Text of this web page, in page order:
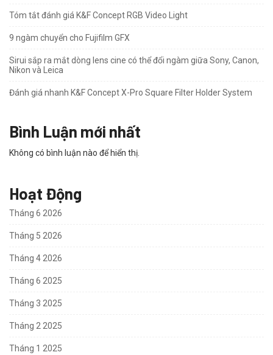
Tóm tắt đánh giá K&F Concept RGB Video Light
9 ngàm chuyển cho Fujifilm GFX
Sirui sắp ra mắt dòng lens cine có thể đổi ngàm giữa Sony, Canon,
Nikon và Leica
Đánh giá nhanh K&F Concept X-Pro Square Filter Holder System
Bình Luận mới nhất
Không có bình luận nào để hiển thị.
Hoạt Động
Tháng 6 2026
Tháng 5 2026
Tháng 4 2026
Tháng 6 2025
Tháng 3 2025
Tháng 2 2025
Tháng 1 2025